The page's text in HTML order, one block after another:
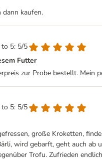
dann kaufen.
to 5: 5/5
Futter
zur Probe bestellt. Mein
to 5: 5/5
große Kroketten,
wird gebarft, geht auch
Trofu. Zufrieden endlich